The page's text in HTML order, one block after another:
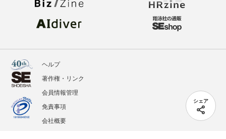
シェア
ヘルプ
著作権・リンク
会員情報管理
免責事項
会社概要